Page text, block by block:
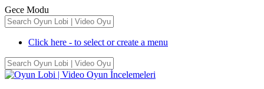
Gece Modu
Click here - to select or create a menu